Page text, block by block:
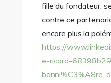
fille du fondateur,
contre ce
encore plus la
https://
e-ricard-
banni%C3%A8re-